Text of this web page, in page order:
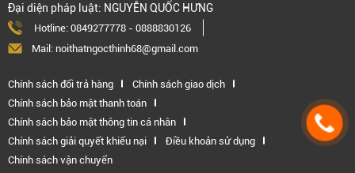
Đại diện pháp luật: NGUYỄN QUỐC HƯNG
Hotline: 0849277778 - 0888830126
Mail: noithatngocthinh68@gmail.com
Chính sách đổi trả hàng
Chính sách giao dịch
Chính sách bảo mật thanh toán
Chính sách bảo mật thông tin cá nhân
Chính sách giải quyết khiếu nại
Điều khoản sử dụng
Chính sách vận chuyển